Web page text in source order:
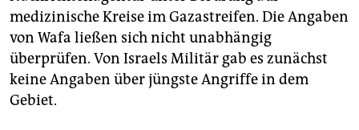
medizinische Kreise im Gazastreifen. Die Angaben
von Wafa ließen sich nicht unabhängig
überprüfen. Von Israels Militär gab es zunächst
keine Angaben über jüngste Angriffe in dem
Gebiet.